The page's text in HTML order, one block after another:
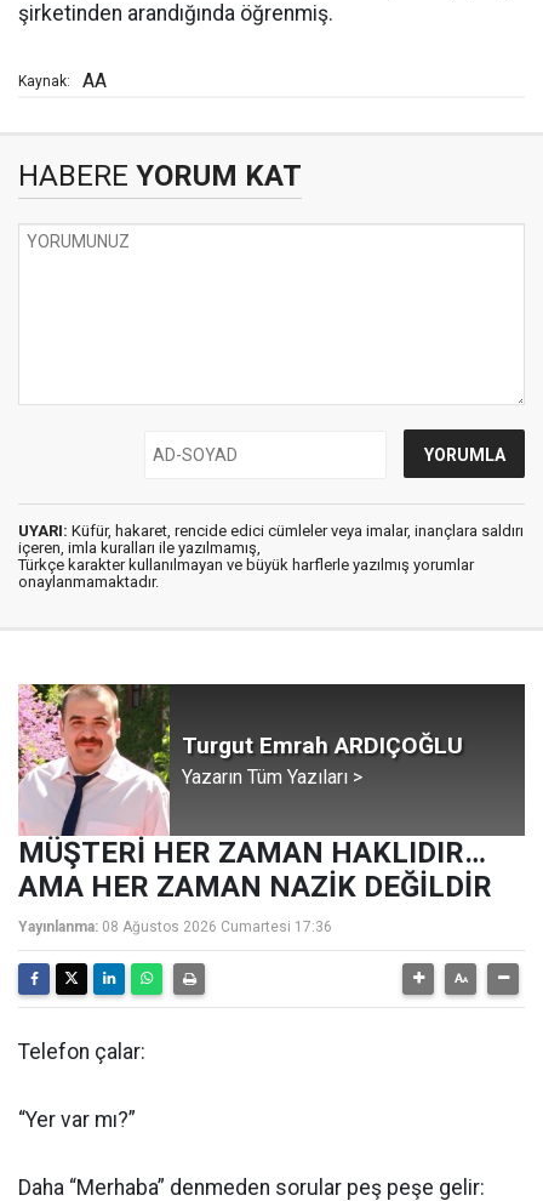
şirketinden arandığında öğrenmiş.
Kaynak: AA
HABERE YORUM KAT
UYARI: Küfür, hakaret, rencide edici cümleler veya imalar, inançlara saldırı
içeren, imla kuralları ile yazılmamış,
Türkçe karakter kullanılmayan ve büyük harflerle yazılmış yorumlar
onaylanmamaktadır.
Turgut Emrah ARDIÇOĞLU
Yazarın Tüm Yazıları >
MÜŞTERİ HER ZAMAN HAKLIDIR…
AMA HER ZAMAN NAZİK DEĞİLDİR
Yayınlanma: 08 Ağustos 2026 Cumartesi 17:36
Telefon çalar:
“Yer var mı?”
Daha “Merhaba” denmeden sorular peş peşe gelir: